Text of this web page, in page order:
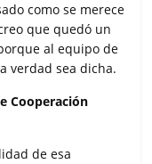
como se merece
que quedó un
al equipo de
verdad sea dicha.
Cooperación
de esa